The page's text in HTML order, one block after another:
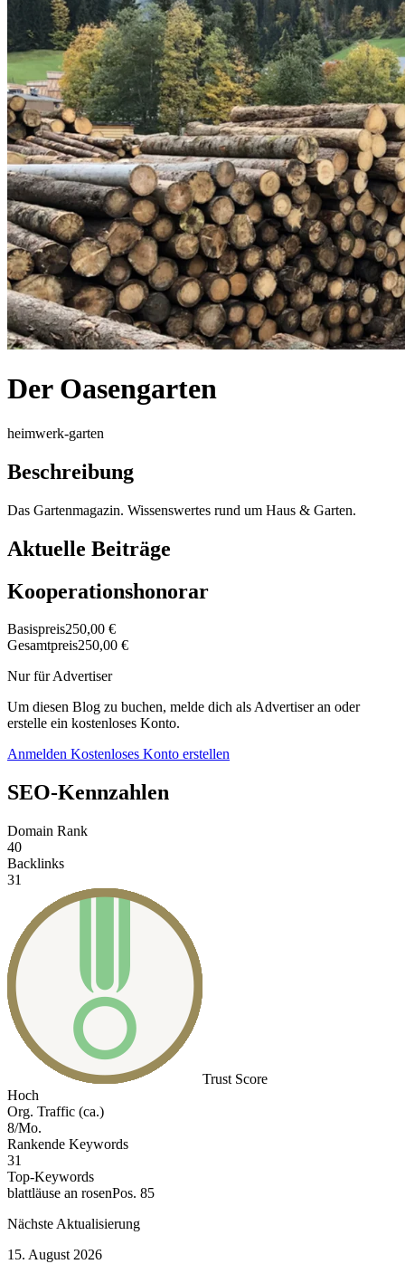
Der Oasengarten
heimwerk-garten
Beschreibung
Das Gartenmagazin. Wissenswertes rund um Haus & Garten.
Aktuelle Beiträge
Kooperationshonorar
Basispreis250,00 €
Gesamtpreis250,00 €
Nur für Advertiser
Um diesen Blog zu buchen, melde dich als Advertiser an oder
erstelle ein kostenloses Konto.
Anmelden Kostenloses Konto erstellen
SEO-Kennzahlen
Domain Rank
40
Backlinks
31
Trust Score
Hoch
Org. Traffic (ca.)
8/Mo.
Rankende Keywords
31
Top-Keywords
blattläuse an rosenPos. 85
Nächste Aktualisierung
15. August 2026